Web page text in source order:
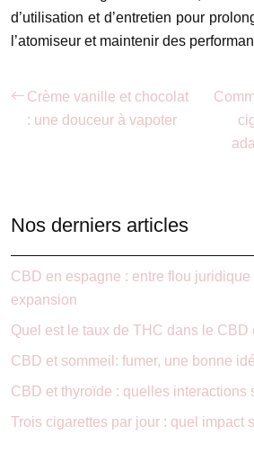
d’utilisation et d’entretien pour
l’atomiseur et maintenir des
Crème vanille et chocolat
: une douceur à vapoter
Nos derniers articles
CBD en espagne : entre flou
expansion
Quel est le taux de THC dans le CBD
CBD et sommeil: fumer, une bonne
CBD et thyroïde : quelles interactions
Trois cigarettes par jour : quel impact